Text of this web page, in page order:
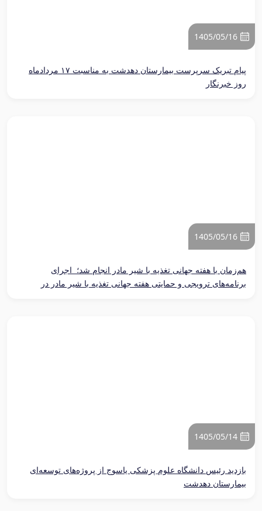
1405/05/16
پیام تبریک سرپرست بیمارستان دهدشت به مناسبت ۱۷ مردادماه
روز خبرنگار
1405/05/16
هم‌زمان با هفته جهانی تغذیه با شیر مادر انجام شد؛ ‌ اجرای
برنامه‌های ترویجی و حمایتی هفته جهانی تغذیه با شیر مادر در
1405/05/14
بازدید رئیس دانشگاه علوم پزشکی یاسوج از پروژه‌های توسعه‌ای
بیمارستان دهدشت